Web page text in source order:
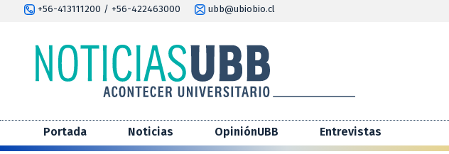
+56-413111200 / +56-422463000 ubb@ubiobio.cl
Portada Noticias OpiniónUBB Entrevistas